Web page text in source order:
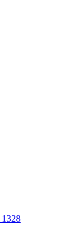
1328